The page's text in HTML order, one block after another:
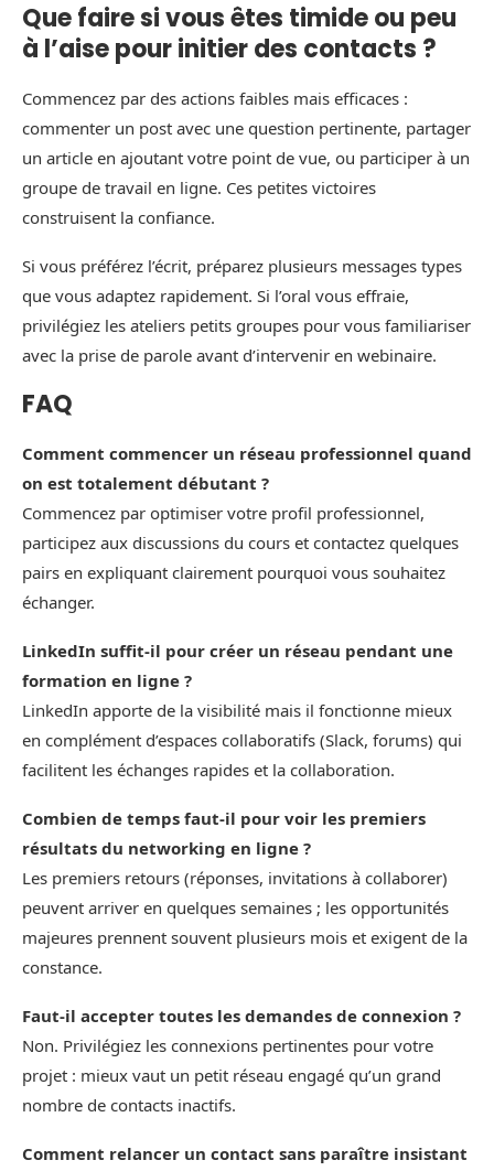
Que faire si vous êtes timide ou peu
à l’aise pour initier des contacts ?
Commencez par des actions faibles mais efficaces :
commenter un post avec une question pertinente, partager
un article en ajoutant votre point de vue, ou participer à un
groupe de travail en ligne. Ces petites victoires
construisent la confiance.
Si vous préférez l’écrit, préparez plusieurs messages types
que vous adaptez rapidement. Si l’oral vous effraie,
privilégiez les ateliers petits groupes pour vous familiariser
avec la prise de parole avant d’intervenir en webinaire.
FAQ
Comment commencer un réseau professionnel quand
on est totalement débutant ?
Commencez par optimiser votre profil professionnel,
participez aux discussions du cours et contactez quelques
pairs en expliquant clairement pourquoi vous souhaitez
échanger.
LinkedIn suffit-il pour créer un réseau pendant une
formation en ligne ?
LinkedIn apporte de la visibilité mais il fonctionne mieux
en complément d’espaces collaboratifs (Slack, forums) qui
facilitent les échanges rapides et la collaboration.
Combien de temps faut-il pour voir les premiers
résultats du networking en ligne ?
Les premiers retours (réponses, invitations à collaborer)
peuvent arriver en quelques semaines ; les opportunités
majeures prennent souvent plusieurs mois et exigent de la
constance.
Faut-il accepter toutes les demandes de connexion ?
Non. Privilégiez les connexions pertinentes pour votre
projet : mieux vaut un petit réseau engagé qu’un grand
nombre de contacts inactifs.
Comment relancer un contact sans paraître insistant